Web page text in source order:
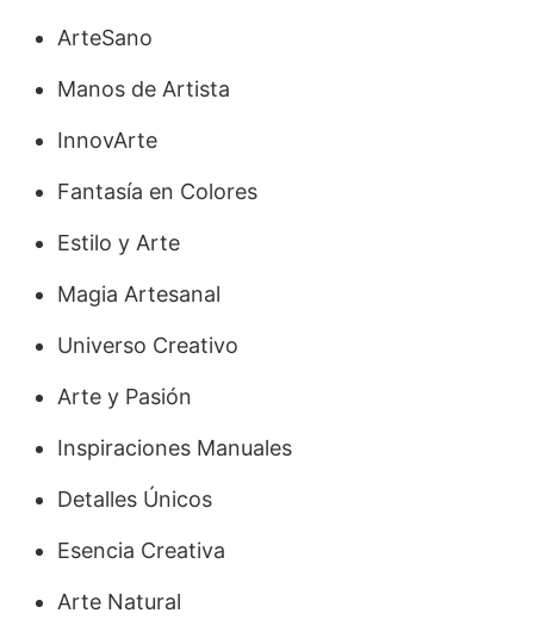
ArteSano
Manos de Artista
InnovArte
Fantasía en Colores
Estilo y Arte
Magia Artesanal
Universo Creativo
Arte y Pasión
Inspiraciones Manuales
Detalles Únicos
Esencia Creativa
Arte Natural